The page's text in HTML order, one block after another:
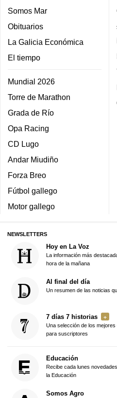
Somos Mar
Obituarios
La Galicia Económica
El tiempo
Mundial 2026
Torre de Marathon
Grada de Río
Opa Racing
CD Lugo
Andar Miudiño
Forza Breo
Fútbol gallego
Motor gallego
NEWSLETTERS
Hoy en La Voz
La información más
hora de la mañana
Al final del día
Un resumen de las noticias
7 días 7 historias
Una selección de los
para suscriptores
Educación
Recibe cada lunes
la Educación
Somos Agro